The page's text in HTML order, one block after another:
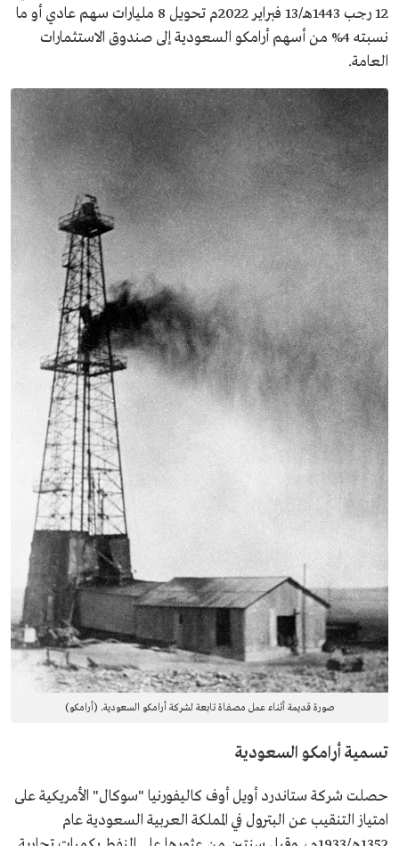
12 رجب 1443هـ/13 فبراير 2022م تحويل 8 مليارات سهم عادي أو ما
نسبته 4% من أسهم أرامكو السعودية إلى صندوق الاستثمارات
العامة.
صورة قديمة أثناء عمل مصفاة تابعة لشركة أرامكو السعودية. (أرامكو)
تسمية أرامكو السعودية
حصلت شركة ستاندرد أويل أوف كاليفورنيا "سوكال" الأمريكية على
امتياز التنقيب عن البترول في المملكة العربية السعودية عام